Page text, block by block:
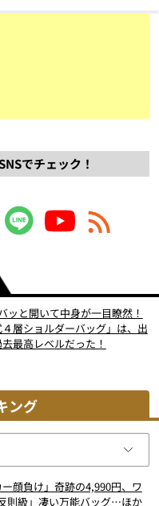
でチェック！
ッと開いて中身が一目瞭然！
層ショルダーバッグ」は、出
最高レベルだった！
ング
顔負け」奇跡の4,990円、ワ
則級」凄い万能バッグ…ほか